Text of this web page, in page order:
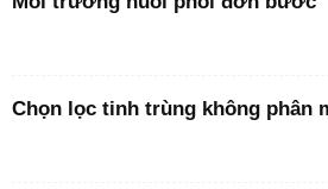
Chọn lọc tinh trùng không phân